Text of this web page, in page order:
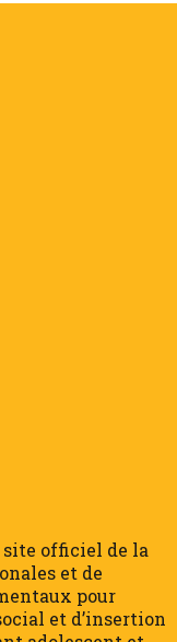
site officiel de la
et de
pour
et d’insertion